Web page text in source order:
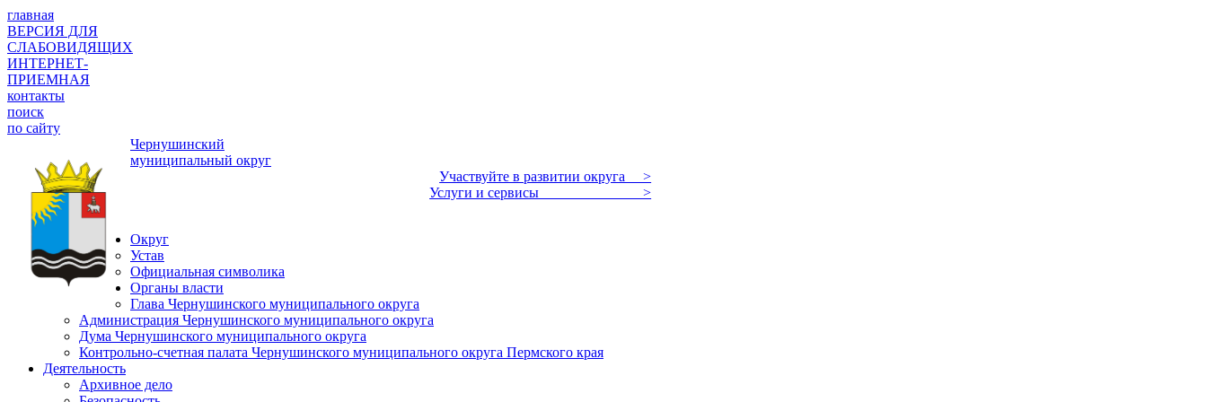
главная
ВЕРСИЯ ДЛЯ
СЛАБОВИДЯЩИХ
ИНТЕРНЕТ-
ПРИЕМНАЯ
контакты
поиск
по сайту
Чернушинский
муниципальный округ
Участвуйте в развитии округа >
Услуги и сервисы >
Округ
Устав
Официальная символика
Органы власти
Глава Чернушинского муниципального округа
Администрация Чернушинского муниципального округа
Дума Чернушинского муниципального округа
Контрольно-счетная палата Чернушинского муниципального округа Пермского края
Деятельность
Архивное дело